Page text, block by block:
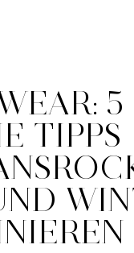
5
TIPPS